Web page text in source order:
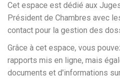
Cet espace est dédié aux
Président de Chambres avec
contact pour la gestion des
Grâce à cet espace, vous
rapports mis en ligne, mais
documents et d'informations